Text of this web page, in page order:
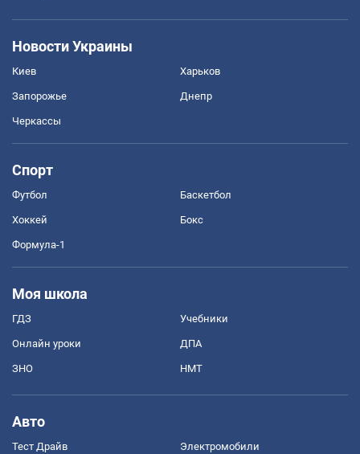
Новости Украины
Киев Харьков
Запорожье Днепр
Черкассы
Спорт
Футбол Баскетбол
Хоккей Бокс
Формула-1
Моя школа
ГДЗ Учебники
Онлайн уроки ДПА
ЗНО НМТ
Авто
Тест Драйв Электромобили